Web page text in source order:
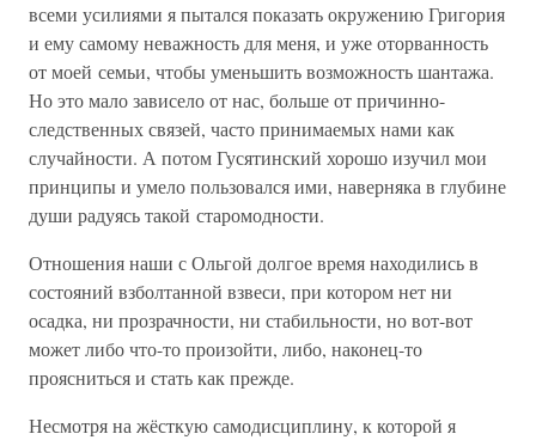
всеми усилиями я пытался показать окружению Григория
и ему самому неважность для меня, и уже оторванность
от моей семьи, чтобы уменьшить возможность шантажа.
Но это мало зависело от нас, больше от причинно-
следственных связей, часто принимаемых нами как
случайности. А потом Гусятинский хорошо изучил мои
принципы и умело пользовался ими, наверняка в глубине
души радуясь такой старомодности.
Отношения наши с Ольгой долгое время находились в
состояний взболтанной взвеси, при котором нет ни
осадка, ни прозрачности, ни стабильности, но вот-вот
может либо что-то произойти, либо, наконец-то
проясниться и стать как прежде.
Несмотря на жёсткую самодисциплину, к которой я